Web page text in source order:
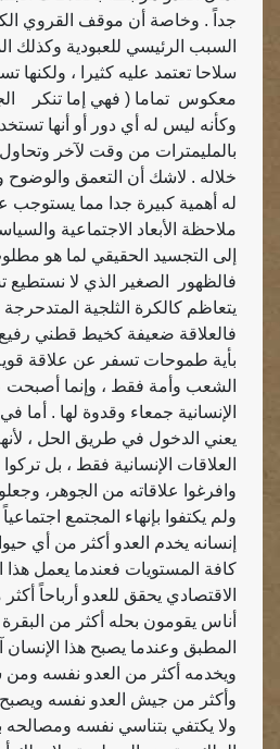
جداً . وخاصة أن موقف القروي
السبب الرئيسي للعبودية وكذلك
سلاحا تعتمد عليه كثيرا ، ولكنها
معكوس تماما ( فهي إما تنكر
وكأنه ليس له أي دور أو أنها
بالمليمترات من وقت لآخر وتحاول
خلاله . لاشك أن التعمق والوضوح
له أهمية كبيرة جدا مما يستوجب
ملاحظة الأبعاد الاجتماعية
إلى التجسيد الحقيقي لما هو مطلوب
فالظهور
الصغير الذي لا نستطيع
يتعاظم كالكرة الثلجية المتدحرجة
فالعلاقة ضعيفة كخيط قطني رفيع
بأية طموحات تسفر عن علاقة
الشعب وأمة فقط ، وإنما أصبحت
الإنسانية جمعاء وقدوة لها . أما
يعني الدخول في طريق الحل ، لأنهم
العلاقات الإنسانية فقط ، بل تركوا
وافرغوا علاقاته من الجوهر،
ولم يكتفوا بإنهاء المجتمع
إنسانه يخدم العدو أكثر من أي
كافة المستويات فعندما يعمل هذا
الاقتصادي يحقق للعدو أرباحاً أكثر
أناس يقومون بحله أكثر من البقرة
المطبق وعندما يصبح هذا الإنسان
ويخدمه أكثر من العدو نفسه ومن
وأكثر من جيش العدو نفسه ويصبح
ولا يكتفي بتناسي نفسه ومصالحه